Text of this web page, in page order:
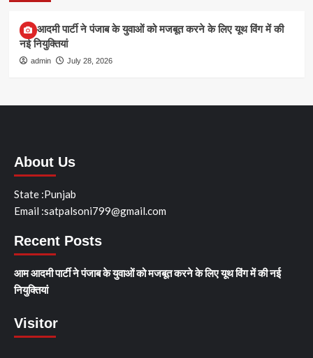
आम आदमी पार्टी ने पंजाब के युवाओं को मजबूत करने के लिए यूथ विंग में की
नई नियुक्तियां
admin July 28, 2026
About Us
State :Punjab
Email :satpalsoni799@gmail.com
Recent Posts
आम आदमी पार्टी ने पंजाब के युवाओं को मजबूत करने के लिए यूथ विंग में की नई
नियुक्तियां
Visitor